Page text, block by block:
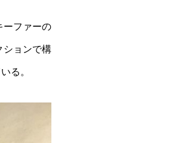
ーファーの
ションで構
る。